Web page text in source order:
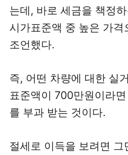
는데, 바로 세금을 책정
시가표준액 중 높은 가격
조언했다.
즉, 어떤 차량에 대한 실
표준액이 700만원이라
를 부과 받는 것이다.
절세로 이득을 보려면